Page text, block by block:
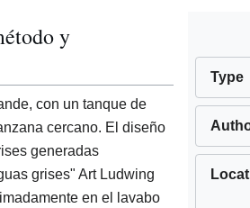
Type
y
con un tanque de
cercano. El diseño
generadas
grises" Art Ludwing
en el lavabo